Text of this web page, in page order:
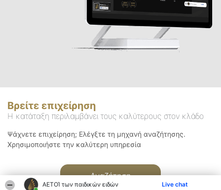
ΑΕΤΟΊ των παιδικών ειδών Live chat
Βρείτε επιχείρηση
Η κατάταξη περιλαμβάνει τους καλύτερους στον κλάδο
Ψάχνετε επιχείρηση; Ελέγξτε τη μηχανή αναζήτησης.
Χρησιμοποιήστε την καλύτερη υπηρεσία
Αναζήτηση